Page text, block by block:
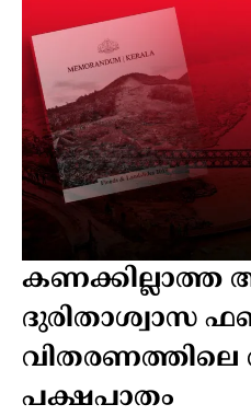
ദുരിതാശ്വാസ
വിതരണത്തിലെ
പക്ഷപാതം